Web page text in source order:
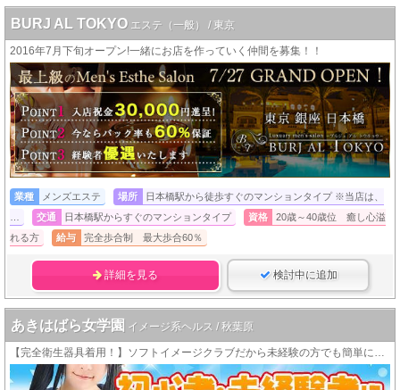
BURJ AL TOKYO エステ（一般） / 東京
2016年7月下旬オープン!一緒にお店を作っていく仲間を募集！！
業種 メンズエステ 場所
日本橋駅から徒歩すぐのマンションタイプ ※当店は、
交通 日本橋駅からすぐのマンションタイプ 資格
20歳～40歳位 癒し心溢
れる方
給与 完全歩合制 最大歩合60％
詳細を見る 検討中に追加
あきはばら女学園 イメージ系ヘルス / 秋葉原